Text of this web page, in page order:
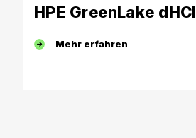
HPE GreenLake dHCI
Mehr erfahren